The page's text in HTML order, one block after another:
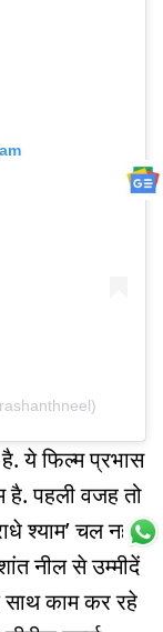
ये फिल्म प्रभास
है. पहली वजह तो
श्याम’ चल नहीं
नील से उम्मीदें
साथ काम कर रहे